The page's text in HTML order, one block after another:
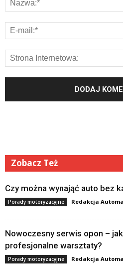
Zobacz Też
Czy można wynająć auto bez
Porady motoryzacyjne Redakcja
Nowoczesny serwis opon –
profesjonalne warsztaty?
Porady motoryzacyjne Redakcja